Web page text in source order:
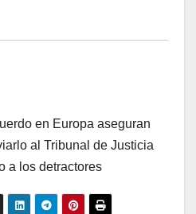
en Europa aseguran
al Tribunal de Justicia
a los detractores